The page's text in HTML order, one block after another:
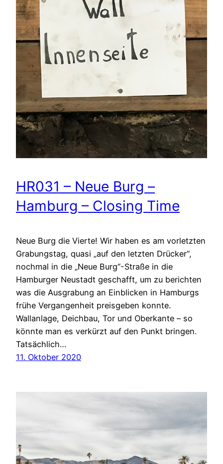
HR031 – Neue Burg –
Hamburg – Closing Time
Neue Burg die Vierte! Wir haben es am vorletzten
Grabungstag, quasi „auf den letzten Drücker“,
nochmal in die „Neue Burg“-Straße in die
Hamburger Neustadt geschafft, um zu berichten
was die Ausgrabung an Einblicken in Hamburgs
frühe Vergangenheit preisgeben konnte.
Wallanlage, Deichbau, Tor und Oberkante – so
könnte man es verkürzt auf den Punkt bringen.
Tatsächlich…
11. Oktober 2020